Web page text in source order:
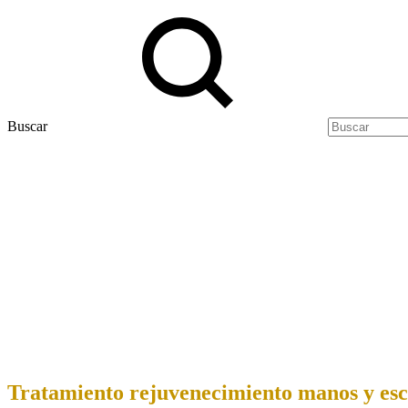
Buscar
Tratamiento rejuvenecimiento manos y